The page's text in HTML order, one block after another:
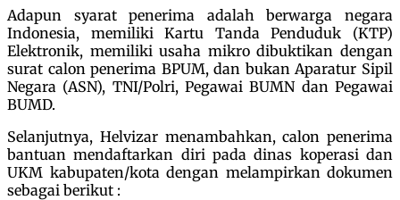
Adapun syarat penerima adalah berwarga negara
Indonesia, memiliki Kartu Tanda Penduduk (KTP)
Elektronik, memiliki usaha mikro dibuktikan dengan
surat calon penerima BPUM, dan bukan Aparatur Sipil
Negara (ASN), TNI/Polri, Pegawai BUMN dan Pegawai
BUMD.
Selanjutnya, Helvizar menambahkan, calon penerima
bantuan mendaftarkan diri pada dinas koperasi dan
UKM kabupaten/kota dengan melampirkan dokumen
sebagai berikut :